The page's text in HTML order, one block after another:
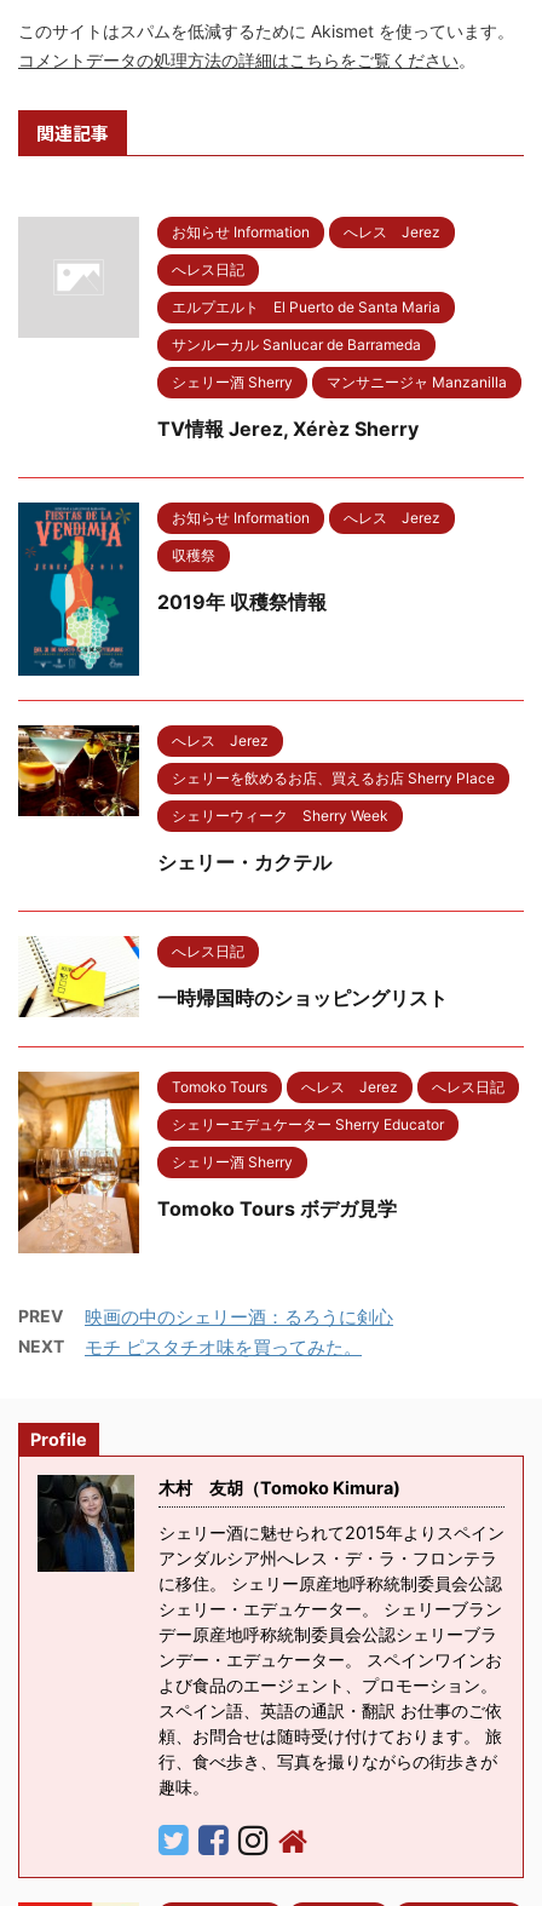
このサイトはスパムを低減するために Akismet を使っています。
コメントデータの処理方法の詳細はこちらをご覧ください。
関連記事
お知らせ Information へレス Jerez
へレス日記
エルプエルト El Puerto de Santa Maria
サンルーカル Sanlucar de Barrameda
シェリー酒 Sherry マンサニージャ Manzanilla
TV情報 Jerez, Xérèz Sherry
お知らせ Information へレス Jerez
収穫祭
2019年 収穫祭情報
へレス Jerez
シェリーを飲めるお店、買えるお店 Sherry Place
シェリーウィーク Sherry Week
シェリー・カクテル
へレス日記
一時帰国時のショッピングリスト
Tomoko Tours へレス Jerez へレス日記
シェリーエデュケーター Sherry Educator
シェリー酒 Sherry
Tomoko Tours ボデガ見学
PREV 映画の中のシェリー酒：るろうに剣心
NEXT モチ ピスタチオ味を買ってみた。
Profile
木村 友胡（Tomoko Kimura)
シェリー酒に魅せられて2015年よりスペイン
アンダルシア州へレス・デ・ラ・フロンテラ
に移住。 シェリー原産地呼称統制委員会公認
シェリー・エデュケーター。 シェリーブラン
デー原産地呼称統制委員会公認シェリーブラ
ンデー・エデュケーター。 スペインワインお
よび食品のエージェント、プロモーション。
スペイン語、英語の通訳・翻訳 お仕事のご依
頼、お問合せは随時受け付けております。 旅
行、食べ歩き、写真を撮りながらの街歩きが
趣味。